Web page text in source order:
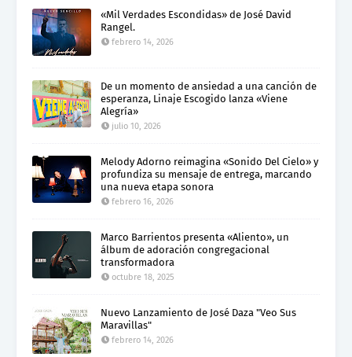
«Mil Verdades Escondidas» de José David
Rangel.
febrero 14, 2026
De un momento de ansiedad a una canción de
esperanza, Linaje Escogido lanza «Viene
Alegría»
julio 10, 2026
Melody Adorno reimagina «Sonido Del Cielo» y
profundiza su mensaje de entrega, marcando
una nueva etapa sonora
febrero 16, 2026
Marco Barrientos presenta «Aliento», un
álbum de adoración congregacional
transformadora
octubre 18, 2025
Nuevo Lanzamiento de José Daza "Veo Sus
Maravillas"
febrero 14, 2026